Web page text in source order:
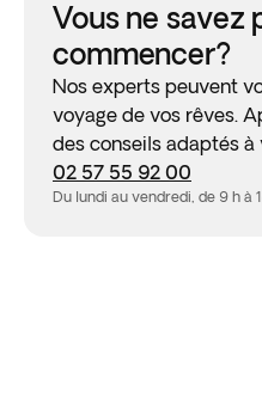
Vous ne savez
commencer?
Nos experts peuvent
voyage de vos rêves.
des conseils adaptés à
02 57 55 92 00
Du lundi au vendredi, de 9 h à